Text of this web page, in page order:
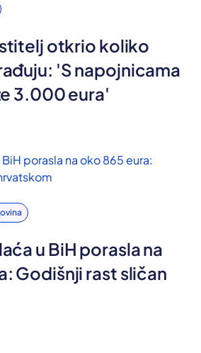
otkrio koliko
'S napojnicama
3.000 eura'
u BiH porasla na
Godišnji rast sličan